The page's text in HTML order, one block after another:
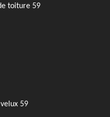
toiture 59
59